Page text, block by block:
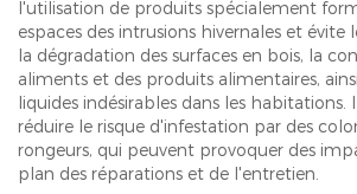
l'utilisation de produits spécialement
espaces des intrusions hivernales et évite
la dégradation des surfaces en bois, la
aliments et des produits alimentaires,
liquides indésirables dans les habitations.
réduire le risque d'infestation par des
rongeurs, qui peuvent provoquer des
plan des réparations et de l'entretien.